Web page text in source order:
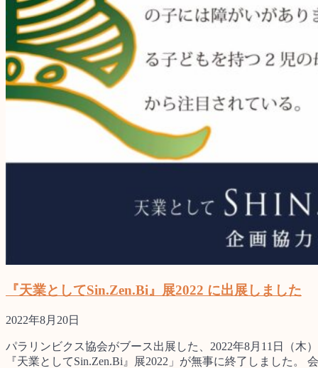
『天業としてSin.Zen.Bi』展2022 に出展しました
2022年8月20日
パラリンビクス協会がブース出展した、2022年8月11日（
『天業としてSin.Zen.Bi』展2022」が無事に終了しました。